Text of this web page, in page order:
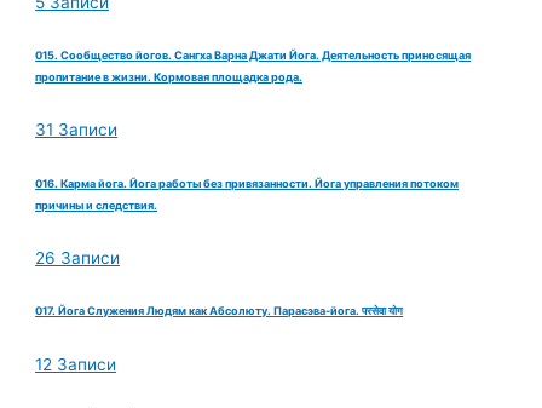
015. Сообщество йогов. Сангха Варна Джати Йога. Деятельность приносящая
пропитание в жизни. Кормовая площадка рода.
31 Записи
016. Карма йога. Йога работы без привязанности. Йога управления потоком
причины и следствия.
26 Записи
017. Йога Служения Людям как Абсолюту. Парасэва-йога. परसेवा योग
12 Записи